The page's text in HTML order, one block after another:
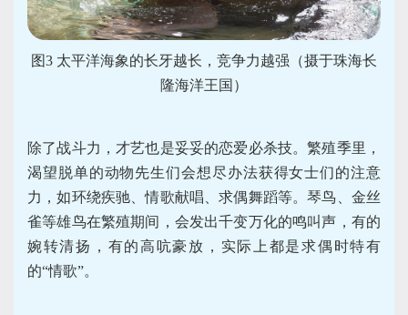
图3 太平洋海象的长牙越长，竞争力越强（摄于珠海长
隆海洋王国）
除了战斗力，才艺也是妥妥的恋爱必杀技。繁殖季里，
渴望脱单的动物先生们会想尽办法获得女士们的注意
力，如环绕疾驰、情歌献唱、求偶舞蹈等。琴鸟、金丝
雀等雄鸟在繁殖期间，会发出千变万化的鸣叫声，有的
婉转清扬，有的高吭豪放，实际上都是求偶时特有
的“情歌”。